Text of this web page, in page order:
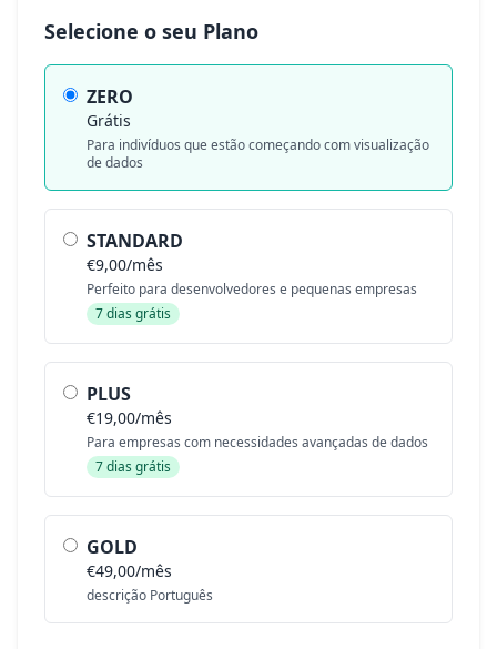
Selecione o seu Plano
ZERO
Grátis
Para indivíduos que estão começando com visualização
de dados
STANDARD
€9,00/mês
Perfeito para desenvolvedores e pequenas empresas
7 dias grátis
PLUS
€19,00/mês
Para empresas com necessidades avançadas de dados
7 dias grátis
GOLD
€49,00/mês
descrição Português